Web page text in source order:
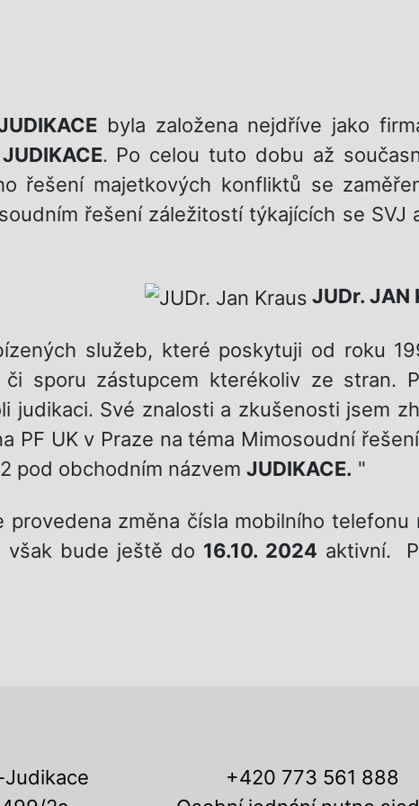
byla založena nejdříve jako
JUDIKACE. Po celou tuto dobu až
řešení majetkových konfliktů se
řešení záležitostí týkajících se
JUDr. JAN
služeb, které poskytuji od roku
sporu zástupcem kterékoliv ze stran.
judikaci. Své znalosti a zkušenosti jsem
PF UK v Praze na téma Mimosoudní
pod obchodním názvem JUDIKACE. "
provedena změna čísla mobilního telefonu
však bude ještě do 16.10. 2024 aktivní.
Judikace
+420 773 561 888